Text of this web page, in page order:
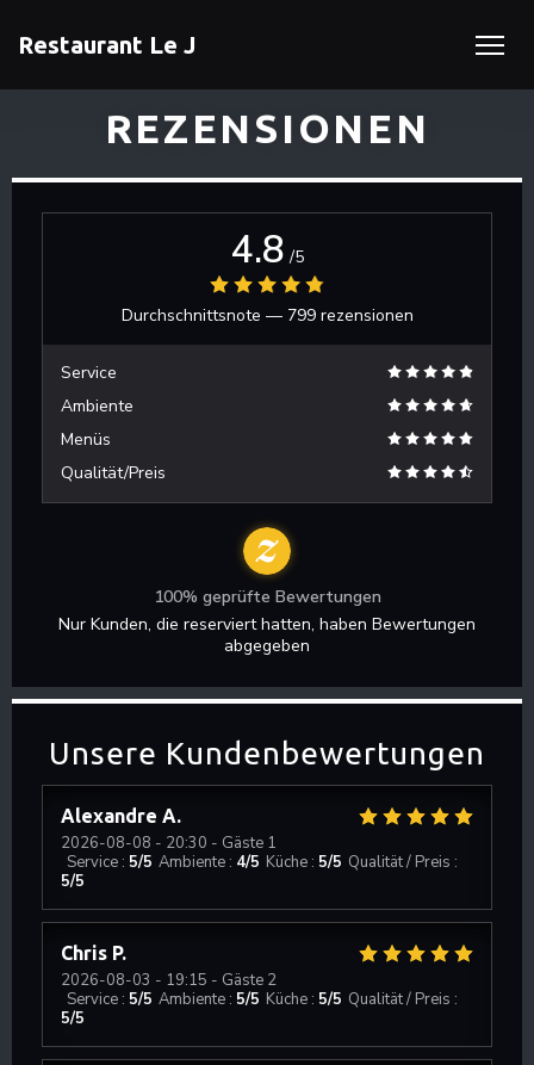
Restaurant Le J
REZENSIONEN
Unsere Kundenbewertungen
Alexandre A
2026-08-08 - 20:30 - Gäste 1
Service : 5/5 Ambiente : 4/5 Küche : 5/5 Qualität / Preis :
5/5
Chris P
2026-08-03 - 19:15 - Gäste 2
Service : 5/5 Ambiente : 5/5 Küche : 5/5 Qualität / Preis :
5/5
4.8 /5
Durchschnittsnote — 799 rezensionen
Service
Ambiente
Menüs
Qualität/Preis
100% geprüfte Bewertungen
Nur Kunden, die reserviert hatten, haben Bewertungen
abgegeben